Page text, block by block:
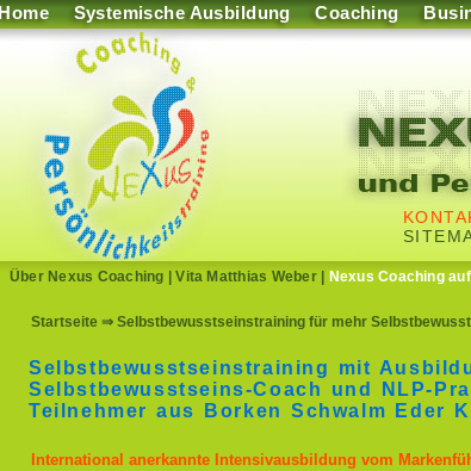
Home Systemische Ausbildung Coaching
Über Nexus Coaching |Vita Matthias Weber| Nexus Coaching
Startseite ⇒ Selbstbewusstseinstraining für mehr
Selbstbewusstseinstraining mit
Selbstbewusstseins-Coach und NLP-
Teilnehmer aus Borken Schwalm Eder
International anerkannte Intensivausbildung vom